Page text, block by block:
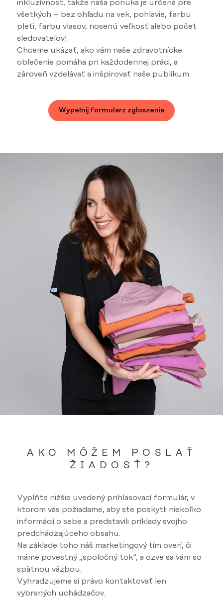
inkluzívnosť, takže naša ponuka je určená pre
všetkých – bez ohľadu na vek, pohlavie, farbu
pleti, farbu vlasov, nosenú veľkosť alebo počet
sledovateľov!
Chceme ukázať, ako vám naše zdravotnícke
oblečenie pomáha pri každodennej práci, a
zároveň vzdelávať a inšpirovať naše publikum.
Wypełnij formularz zgłoszenia
AKO MÔŽEM POSLAŤ
ŽIADOSŤ?
Vyplňte nižšie uvedený prihlasovací formulár, v
ktorom vás požiadame, aby ste poskytli niekoľko
informácií o sebe a predstavili príklady svojho
predchádzajúceho obsahu.
Na základe toho náš marketingový tím overí, či
máme povestný „spoločný tok“, a ozve sa vám so
spätnou väzbou.
Vyhradzujeme si právo kontaktovať len
vybraných uchádzačov.